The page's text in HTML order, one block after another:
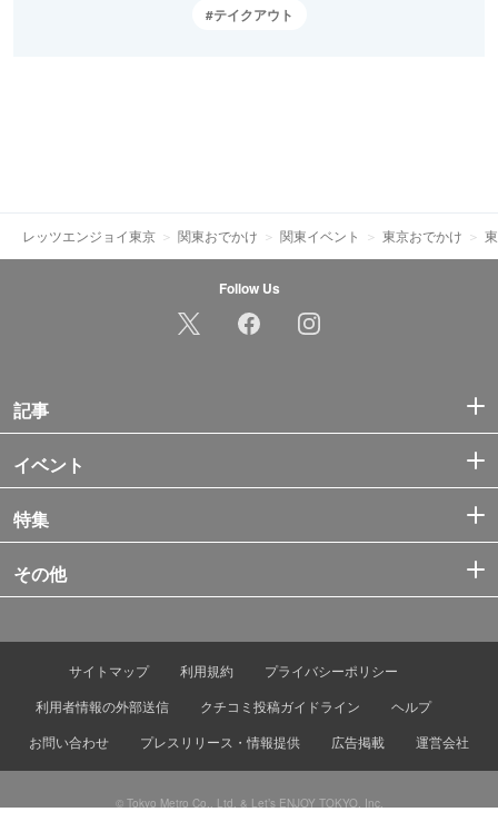
テイクアウト
レッツエンジョイ東京 関東おでかけ 関東イベント 東京おでかけ
Follow Us
記事
イベント
特集
その他
サイトマップ 利用規約
プライバシーポリシー
利用者情報の外部送信
クチコミ投稿ガイドライン
ヘルプ
お問い合わせ
プレスリリース・情報提供 広告掲載 運営会社
© Tokyo Metro Co., Ltd. & Let’s ENJOY TOKYO, Inc.